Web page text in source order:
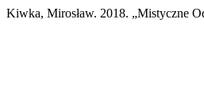
Kiwka, Mirosław. 2018. „Mistyczne